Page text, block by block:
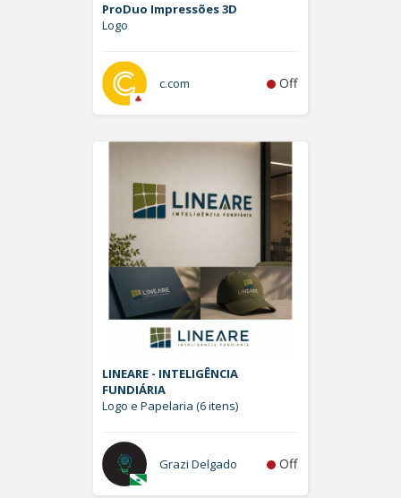
ProDuo Impressões 3D
Logo
c.com Off
LINEARE - INTELIGÊNCIA
FUNDIÁRIA
Logo e Papelaria (6 itens)
Grazi Delgado Off